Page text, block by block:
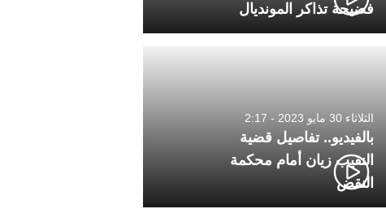
فضيحة تذاكر المونديال
الثلاثاء 30 مايو 2023 - 2:17
بالفيديو.. تفاصيل قضية
النقيب زيان أمام محكمة
النقض